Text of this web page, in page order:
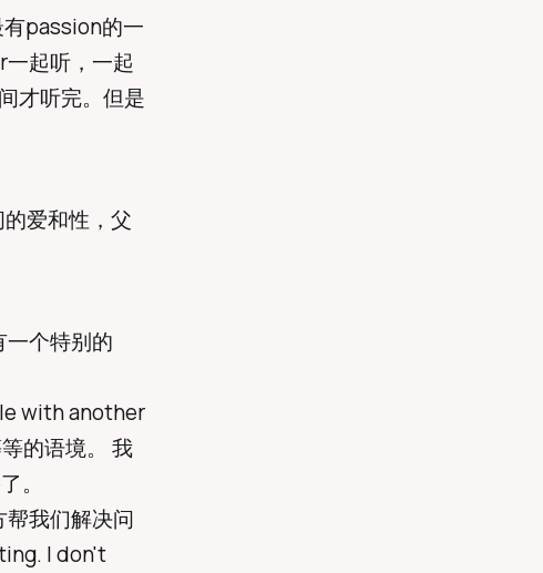
passion的一
起听，一起
才听完。但是
爱和性，父
一个特别的
with another
的语境。 我
。
我们解决问
I don't